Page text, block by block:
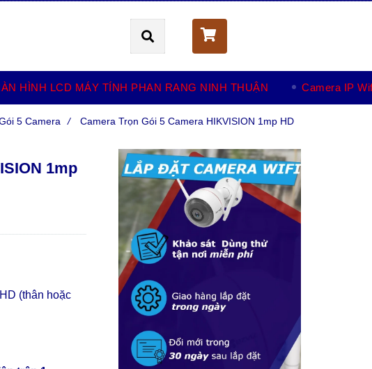
HÌNH LCD MÁY TÍNH PHAN RANG NINH THUẬN Camera IP
5 Camera / Camera Trọn Gói 5 Camera HIKVISION 1mp HD
1mp
(thân hoặc